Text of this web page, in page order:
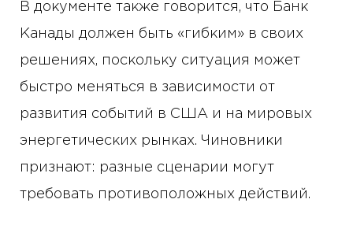
В документе также говорится, что Банк
Канады должен быть «гибким» в своих
решениях, поскольку ситуация может
быстро меняться в зависимости от
развития событий в США и на мировых
энергетических рынках. Чиновники
признают: разные сценарии могут
требовать противоположных действий.